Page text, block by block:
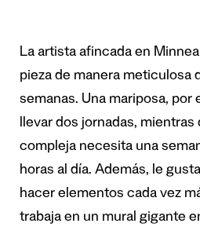
La artista afincada en
pieza de manera meticulosa
semanas. Una mariposa, por
llevar dos jornadas, mientras
compleja necesita una
horas al día. Además, le
hacer elementos cada vez
trabaja en un mural gigante